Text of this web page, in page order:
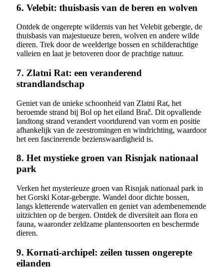
6. Velebit: thuisbasis van de beren en wolven
Ontdek de ongerepte wildernis van het Velebit gebergte, de
thuisbasis van majestueuze beren, wolven en andere wilde
dieren. Trek door de weelderige bossen en schilderachtige
valleien en laat je betoveren door de prachtige natuur.
7. Zlatni Rat: een veranderend
strandlandschap
Geniet van de unieke schoonheid van Zlatni Rat, het
beroemde strand bij Bol op het eiland Brač. Dit opvallende
landtong strand verandert voortdurend van vorm en positie
afhankelijk van de zeestromingen en windrichting, waardoor
het een fascinerende bezienswaardigheid is.
8. Het mystieke groen van Risnjak nationaal
park
Verken het mysterieuze groen van Risnjak nationaal park in
het Gorski Kotar-gebergte. Wandel door dichte bossen,
langs kletterende watervallen en geniet van adembenemende
uitzichten op de bergen. Ontdek de diversiteit aan flora en
fauna, waaronder zeldzame plantensoorten en beschermde
dieren.
9. Kornati-archipel: zeilen tussen ongerepte
eilanden